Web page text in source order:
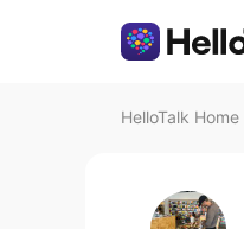
HelloTalk Home